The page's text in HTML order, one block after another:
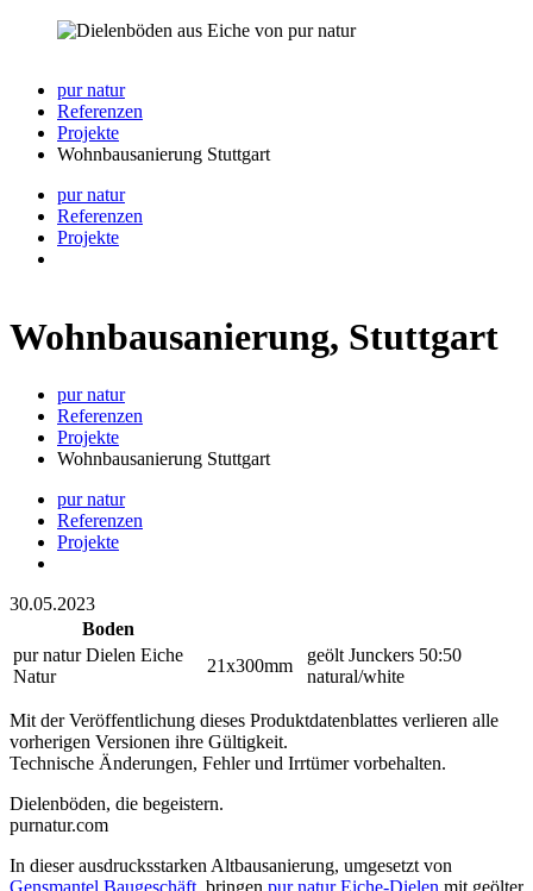
pur natur
Referenzen
Projekte
Wohnbausanierung Stuttgart
pur natur
Referenzen
Projekte
Wohnbausanierung, Stuttgart
pur natur
Referenzen
Projekte
Wohnbausanierung Stuttgart
pur natur
Referenzen
Projekte
30.05.2023
Boden
pur natur Dielen Eiche
Natur
21x300mm
geölt Junckers 50:50
natural/white
Mit der Veröffentlichung dieses Produktdatenblattes verlieren alle
vorherigen Versionen ihre Gültigkeit.
Technische Änderungen, Fehler und Irrtümer vorbehalten.
Dielenböden, die begeistern.
purnatur.com
In dieser ausdrucksstarken Altbausanierung, umgesetzt von